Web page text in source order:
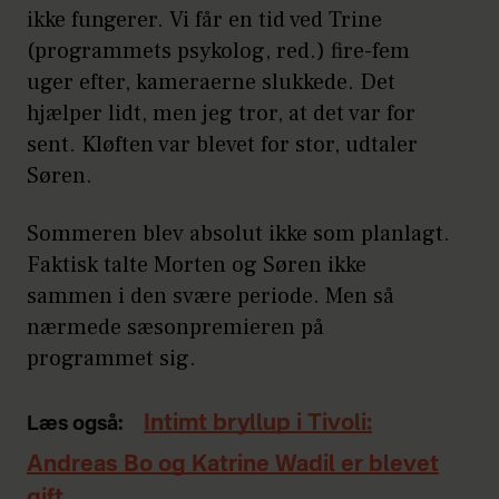
ikke fungerer. Vi får en tid ved Trine
(programmets psykolog, red.) fire-fem
uger efter, kameraerne slukkede. Det
hjælper lidt, men jeg tror, at det var for
sent. Kløften var blevet for stor, udtaler
Søren.
Sommeren blev absolut ikke som planlagt.
Faktisk talte Morten og Søren ikke
sammen i den svære periode. Men så
nærmede sæsonpremieren på
programmet sig.
Læs også:
Intimt bryllup i Tivoli:
Andreas Bo og Katrine Wadil er blevet